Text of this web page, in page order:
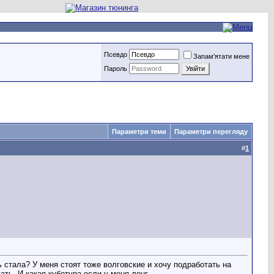
Псевдо
Запам'ятати мене
Пароль
Параметри теми Параметри перегляду
#1
У меня стоят тоже волговские и хочу подработать на